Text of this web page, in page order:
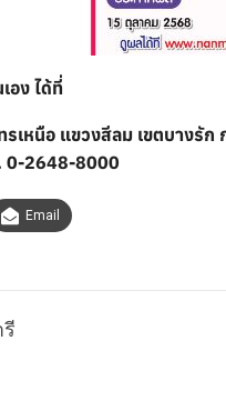
อง ได้ที่
เหนือ แขวงสีลม เขตบางรัก
0-2648-8000
Email